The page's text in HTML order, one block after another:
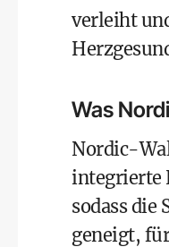
verleiht
Was
Nordic-
integrierte
sodass die
geneigt,